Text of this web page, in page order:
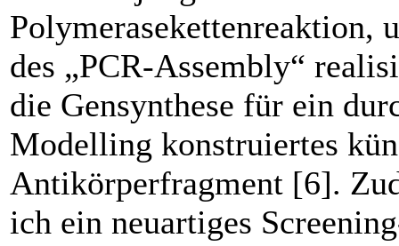
Polymerasekettenreaktion,
des „PCR-Assembly“
die Gensynthese für ein
Modelling konstruiertes
Antikörperfragment [6].
ich ein neuartiges